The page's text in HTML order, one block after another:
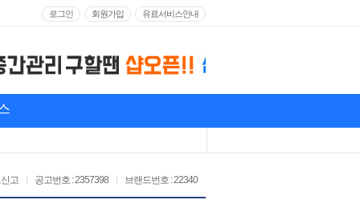
로그인 회원가입 유료서비스안내
브랜드번호 : 22340
공고번호 : 2357398
고